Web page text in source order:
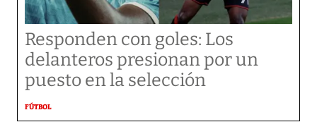
Responden con goles: Los
delanteros presionan por un
puesto en la selección
FÚTBOL